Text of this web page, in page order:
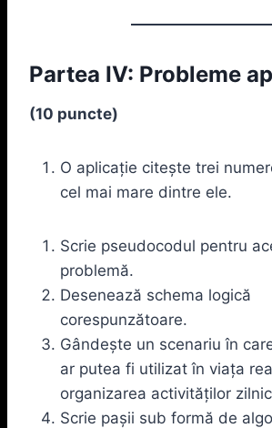
Partea IV: Probleme
(10 puncte)
O aplicație citește trei
cel mai mare dintre ele.
Scrie pseudocodul pentru
problemă.
Desenează schema logică
corespunzătoare.
Gândește un scenariu în
ar putea fi utilizat în viața
organizarea activităților
Scrie pașii sub formă de